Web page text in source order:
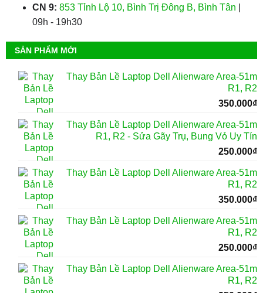
CN 9: 853 Tỉnh Lộ 10, Bình Trị Đông B, Bình Tân
09h - 19h30
SẢN PHẨM MỚI
Thay Bản Lề Laptop Dell Alienware Area-51m
R1, R2
350.000₫
Thay Bản Lề Laptop Dell Alienware Area-51m
R1, R2 - Sửa Gãy Trụ, Bung Vỏ Uy Tín
250.000₫
Thay Bản Lề Laptop Dell Alienware Area-51m
R1, R2
350.000₫
Thay Bản Lề Laptop Dell Alienware Area-51m
R1, R2
250.000₫
Thay Bản Lề Laptop Dell Alienware Area-51m
R1, R2